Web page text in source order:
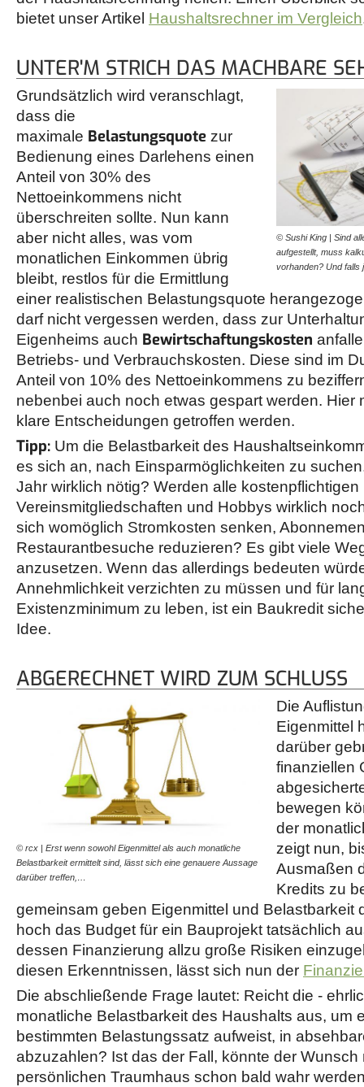
bietet unser Artikel Haushaltsrechner im Vergleich
UNTER'M STRICH DAS MACHBARE
© Sushi King | Sind
aufgestellt, muss
vorhanden? Und
Grundsätzlich wird veranschlagt,
dass die
maximale Belastungsquote zur
Bedienung eines Darlehens einen
Anteil von 30% des
Nettoeinkommens nicht
überschreiten sollte. Nun kann
aber nicht alles, was vom
monatlichen Einkommen übrig
bleibt, restlos für die Ermittlung
einer realistischen Belastungsquote
darf nicht vergessen werden, dass zur
Eigenheims auch Bewirtschaftungskosten
Betriebs- und Verbrauchskosten. Diese sind im
Anteil von 10% des Nettoeinkommens zu
nebenbei auch noch etwas gespart werden. Hier
klare Entscheidungen getroffen werden.
Tipp: Um die Belastbarkeit des
es sich an, nach Einsparmöglichkeiten zu
Jahr wirklich nötig? Werden alle kostenpflichtigen
Vereinsmitgliedschaften und Hobbys wirklich
sich womöglich Stromkosten senken,
Restaurantbesuche reduzieren? Es gibt viele
anzusetzen. Wenn das allerdings bedeuten
Annehmlichkeit verzichten zu müssen und für
Existenzminimum zu leben, ist ein Baukredit
Idee.
ABGERECHNET WIRD ZUM SCHLUSS
© rcx | Erst wenn sowohl Eigenmittel als auch monatliche
Belastbarkeit ermittelt sind, lässt sich eine genauere Aussage
darüber treffen,…
Die
Eigenmittel
darüber
finanziellen
bewegen
der
zeigt nun,
Ausmaßen
Kredits zu
gemeinsam geben Eigenmittel und Belastbarkeit
hoch das Budget für ein Bauprojekt tatsächlich
dessen Finanzierung allzu große Risiken
diesen Erkenntnissen, lässt sich nun der
Die abschließende Frage lautet: Reicht die -
monatliche Belastbarkeit des Haushalts aus, um
bestimmten Belastungssatz aufweist, in
abzuzahlen? Ist das der Fall, könnte der Wunsch
persönlichen Traumhaus schon bald wahr